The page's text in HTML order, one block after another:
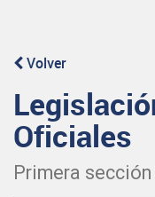
Volver
Oficiales
Primera sección